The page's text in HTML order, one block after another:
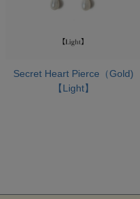
Secret Heart Pierce（Gold)
【Light】